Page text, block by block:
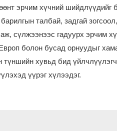
эрчим хүчний шийдлүүдийг
барилгын талбай, задгай
сүлжээнээс гадуурх эрчим
болон бусад орнуудыг
түншийн хувьд бид
үүрэг хүлээдэг.